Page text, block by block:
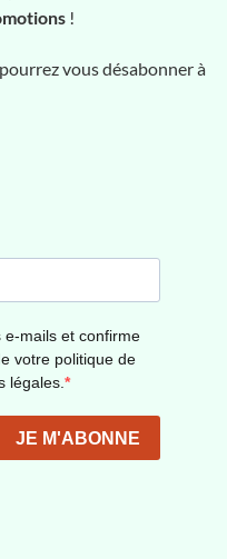
!
vous désabonner à